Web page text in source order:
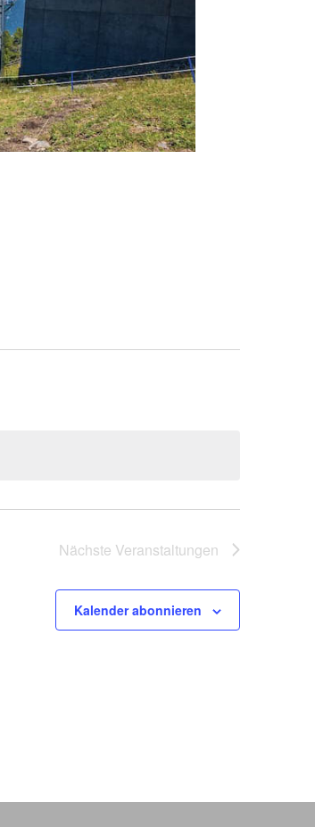
Nächste Veranstaltungen
Kalender abonnieren